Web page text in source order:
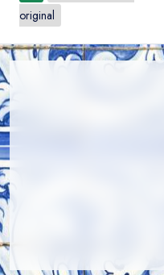
original